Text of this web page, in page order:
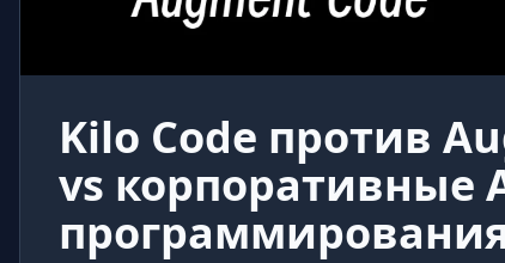
Kilo Code против
vs